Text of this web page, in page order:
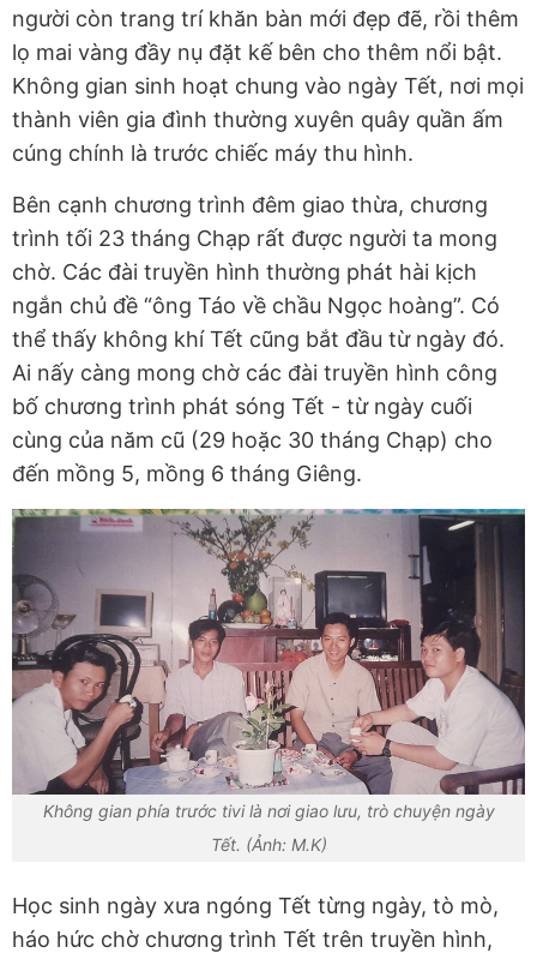
người còn trang trí khăn bàn mới đẹp đẽ, rồi thêm
lọ mai vàng đầy nụ đặt kế bên cho thêm nổi bật.
Không gian sinh hoạt chung vào ngày Tết, nơi mọi
thành viên gia đình thường xuyên quây quần ấm
cúng chính là trước chiếc máy thu hình.
Bên cạnh chương trình đêm giao thừa, chương
trình tối 23 tháng Chạp rất được người ta mong
chờ. Các đài truyền hình thường phát hài kịch
ngắn chủ đề “ông Táo về chầu Ngọc hoàng”. Có
thể thấy không khí Tết cũng bắt đầu từ ngày đó.
Ai nấy càng mong chờ các đài truyền hình công
bố chương trình phát sóng Tết - từ ngày cuối
cùng của năm cũ (29 hoặc 30 tháng Chạp) cho
đến mồng 5, mồng 6 tháng Giêng.
Không gian phía trước tivi là nơi giao lưu, trò chuyện ngày
Tết. (Ảnh: M.K)
Học sinh ngày xưa ngóng Tết từng ngày, tò mò,
háo hức chờ chương trình Tết trên truyền hình,